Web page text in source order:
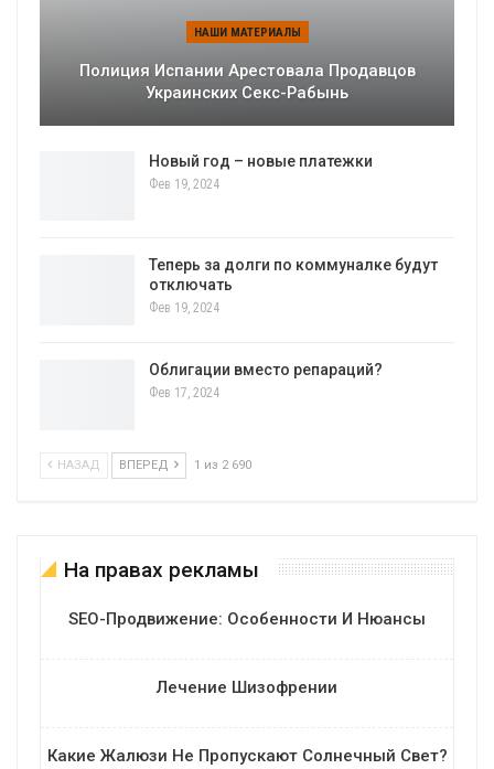
НАШИ МАТЕРИАЛЫ
Полиция Испании Арестовала Продавцов
Украинских Секс-Рабынь
Новый год – новые платежки
Фев 19, 2024
Теперь за долги по коммуналке будут
отключать
Фев 19, 2024
Облигации вместо репараций?
Фев 17, 2024
НАЗАД ВПЕРЕД 1 из 2 690
На правах рекламы
SEO-Продвижение: Особенности И Нюансы
Лечение Шизофрении
Какие Жалюзи Не Пропускают Солнечный Свет?